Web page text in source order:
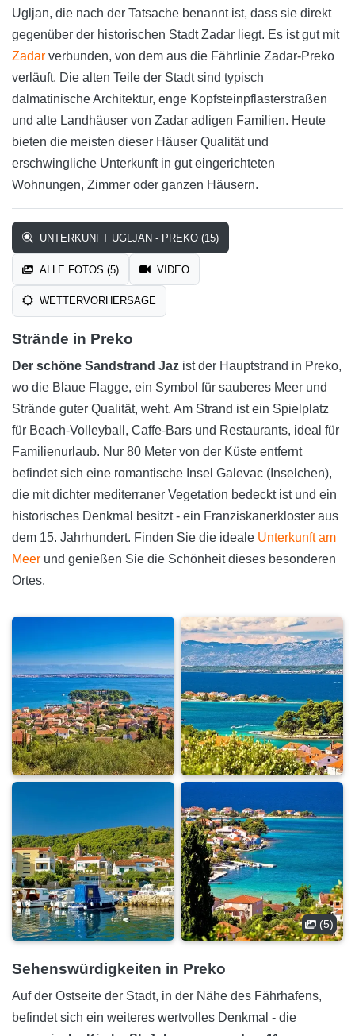
Ugljan, die nach der Tatsache benannt ist, dass sie direkt
gegenüber der historischen Stadt Zadar liegt. Es ist gut mit
Zadar verbunden, von dem aus die Fährlinie Zadar-Preko
verläuft. Die alten Teile der Stadt sind typisch
dalmatinische Architektur, enge Kopfsteinpflasterstraßen
und alte Landhäuser von Zadar adligen Familien. Heute
bieten die meisten dieser Häuser Qualität und
erschwingliche Unterkunft in gut eingerichteten
Wohnungen, Zimmer oder ganzen Häusern.
UNTERKUNFT UGLJAN - PREKO (15)
ALLE FOTOS (5) VIDEO
WETTERVORHERSAGE
Strände in Preko
Der schöne Sandstrand Jaz ist der Hauptstrand in Preko,
wo die Blaue Flagge, ein Symbol für sauberes Meer und
Strände guter Qualität, weht. Am Strand ist ein Spielplatz
für Beach-Volleyball, Caffe-Bars und Restaurants, ideal für
Familienurlaub. Nur 80 Meter von der Küste entfernt
befindet sich eine romantische Insel Galevac (Inselchen),
die mit dichter mediterraner Vegetation bedeckt ist und ein
historisches Denkmal besitzt - ein Franziskanerkloster aus
dem 15. Jahrhundert. Finden Sie die ideale Unterkunft am
Meer und genießen Sie die Schönheit dieses besonderen
Ortes.
(5)
Sehenswürdigkeiten in Preko
Auf der Ostseite der Stadt, in der Nähe des Fährhafens,
befindet sich ein weiteres wertvolles Denkmal - die